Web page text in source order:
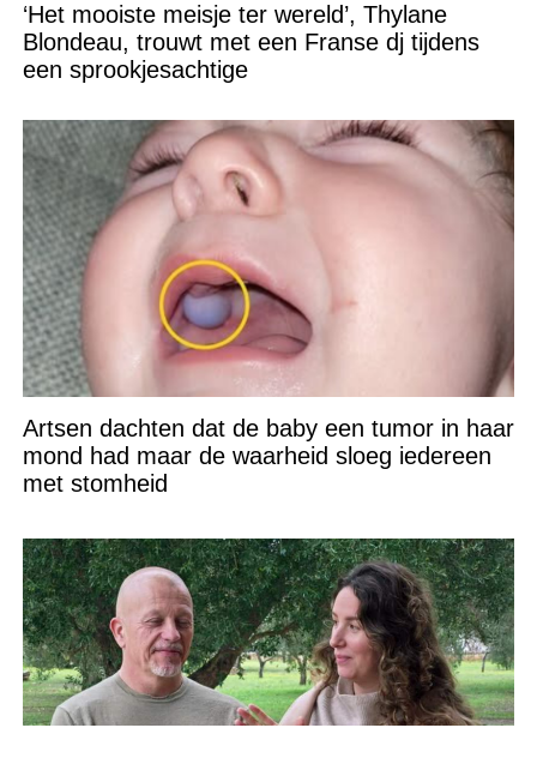
‘Het mooiste meisje ter wereld’, Thylane
Blondeau, trouwt met een Franse dj tijdens
een sprookjesachtige
Artsen dachten dat de baby een tumor in haar
mond had maar de waarheid sloeg iedereen
met stomheid